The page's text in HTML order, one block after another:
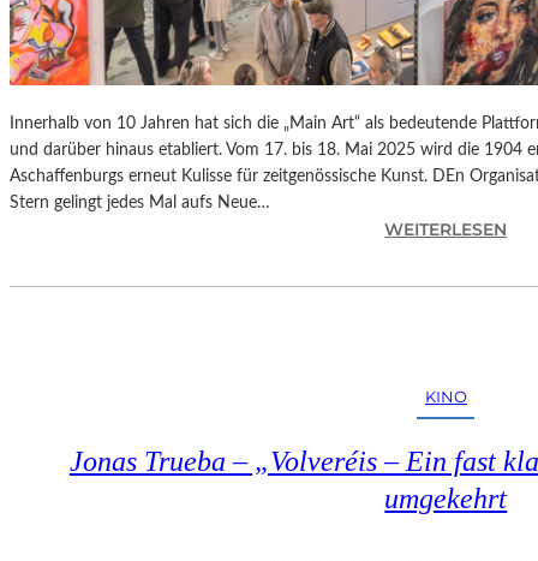
Innerhalb von 10 Jahren hat sich die „Main Art“ als bedeutende
und darüber hinaus etabliert. Vom 17. bis 18. Mai 2025 wird die 1904
Aschaffenburgs erneut Kulisse für zeitgenössische Kunst. DEn
Stern gelingt jedes Mal aufs Neue…
WEITERLESEN
S
N
B
U
KINO
Jonas Trueba – „Volveréis – Ein fast
umgekehrt